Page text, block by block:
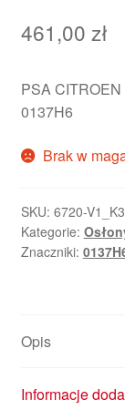
461,00 zł
PSA
0137H6
Brak w
SKU: 6720-
Kategorie:
Znaczniki:
Opis
Informacje